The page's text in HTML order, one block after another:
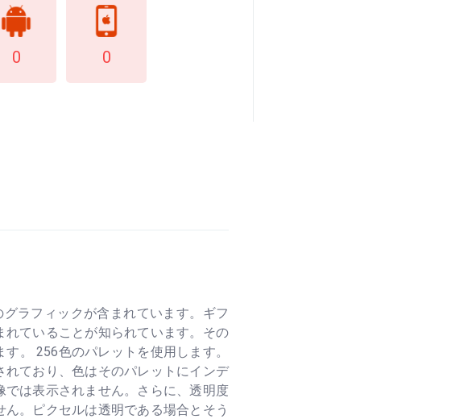
0 0
ラフィックが含まれています。ギフ
ていることが知られています。その
。 256色のパレットを使用します。
ており、色はそのパレットにインデ
は表示されません。さらに、透明度
。ピクセルは透明である場合とそう